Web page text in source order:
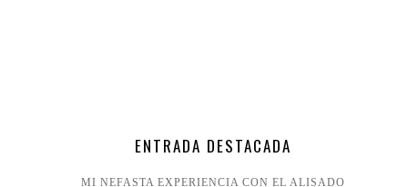
ENTRADA DESTACADA
MI NEFASTA EXPERIENCIA CON EL ALISADO